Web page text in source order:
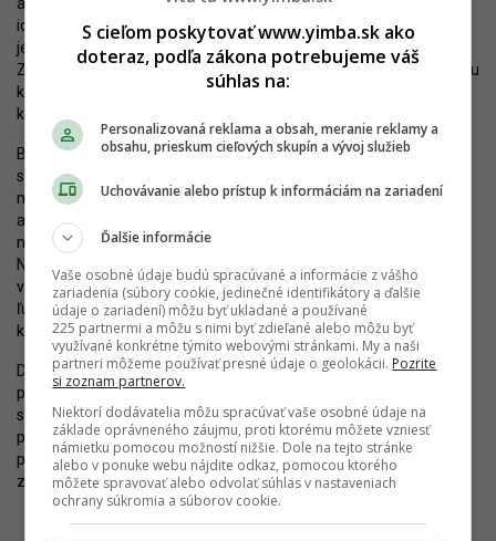
ideálne. Investor potrebuje dlhodobo plánovať, no desať rokov je
jednoducho príliš dlhá doba, aby boli jeho odhady hodnoverné.
Zároveň sa znižuje jeho flexibilita a možnosti pre priebežnú úpravu
konceptu. V tomto je Slovensko pozadu oproti iným trhom, na
ktorých developer pôsobí.
Bolo by prehnané tvrdiť, že HB Reavis z Bratislavy „vyhnal“ aj
spôsob posudzovania výstavby, na druhej strane slovenská
metropola nerobí nič, aby firmy takéhoto typu udržala alebo
aktívne lákala. Prepúšťaním u tohto developera príde o prácu
niekoľko desiatok až stoviek kvalifikovaných pracovníkov.
Náhradnú pozíciu si pravdepodobne rýchlo nájdu, ani Bratislava
však nemá nekonečné voľné kapacity. Odchod každého z týchto
ľudí do Prahy, Viedne alebo kdekoľvek inde bude citeľnou stratou,
ktorú si mesto nemôže dovoliť.
Developeri tvoria veľmi významnú súčasť biznisu v Bratislave,
pričom zamestnávajú tisíce ľudí naprieč všetkými sociálnymi
skupinami. Mesto by malo prehodnotiť svoj prístup a nastaviť
podmienky tak, aby chceli v metropole investovať čo najviac
peňazí. Okrem pracovných pozícií tak vznikajú dlhodobé hodnoty,
z ktorých bude mesto čerpať možno celé desaťročia.
S cieľom poskytovať www.yimba.sk ako
doteraz, podľa zákona potrebujeme váš
súhlas na:
Personalizovaná reklama a obsah, meranie reklamy a
obsahu, prieskum cieľových skupín a vývoj služieb
Uchovávanie alebo prístup k informáciám na zariadení
Ďalšie informácie
Vaše osobné údaje budú spracúvané a informácie z vášho
zariadenia (súbory cookie, jedinečné identifikátory a ďalšie
údaje o zariadení) môžu byť ukladané a používané
225 partnermi a môžu s nimi byť zdieľané alebo môžu byť
využívané konkrétne týmito webovými stránkami. My a naši
partneri môžeme používať presné údaje o geolokácii. Pozrite
si zoznam partnerov.
Niektorí dodávatelia môžu spracúvať vaše osobné údaje na
základe oprávneného záujmu, proti ktorému môžete vzniesť
námietku pomocou možností nižšie. Dole na tejto stránke
alebo v ponuke webu nájdite odkaz, pomocou ktorého
môžete spravovať alebo odvolať súhlas v nastaveniach
ochrany súkromia a súborov cookie.